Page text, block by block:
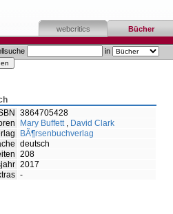
webcritics Bücher
in
3864705428
Mary Buffett, David Clark
BÃ¶rsenbuchverlag
deutsch
208
2017
-